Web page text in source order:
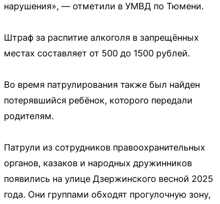
нарушения», — отметили в УМВД по Тюмени.
Штраф за распитие алкоголя в запрещённых
местах составляет от 500 до 1500 рублей.
Во время патрулирования также был найден
потерявшийся ребёнок, которого передали
родителям.
Патрули из сотрудников правоохранительных
органов, казаков и народных дружинников
появились на улице Дзержинского весной 2025
года. Они группами обходят прогулочную зону,